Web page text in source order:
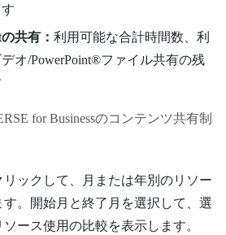
共有： 利用可能な合計時間数、利
オ/PowerPoint®ファイル共有の残
for Businessのコンテンツ共有制
リックして、月または年別のリソー
。開始月と終了月を選択して、選
ース使用の比較を表示します。